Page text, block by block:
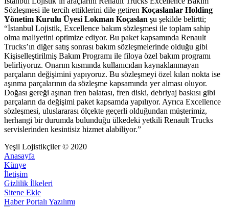
Sözleşmesi ile tercih ettiklerini dile getiren Koçaslanlar Holding
Yönetim Kurulu Üyesi Lokman Koçaslan şu şekilde belirtti;
“İstanbul Lojistik, Excellence bakım sözleşmesi ile toplam sahip
olma maliyetini optimize ediyor. Bu paket kapsamında Renault
Trucks’ın diğer satış sonrası bakım sözleşmelerinde olduğu gibi
Kişiselleştirilmiş Bakım Programı ile filoya özel bakım programı
belirliyoruz. Onarım kısmında kullanıcıdan kaynaklanmayan
parçaların değişimini yapıyoruz. Bu sözleşmeyi özel kılan nokta ise
aşınma parçalarının da sözleşme kapsamında yer alması oluyor.
Doğası gereği aşınan fren balatası, fren diski, debriyaj baskısı gibi
parçaların da değişimi paket kapsamda yapılıyor. Ayrıca Excellence
sözleşmesi, uluslararası ölçekte geçerli olduğundan müşterimiz,
herhangi bir durumda bulunduğu ülkedeki yetkili Renault Trucks
servislerinden kesintisiz hizmet alabiliyor.”
Yeşil Lojistikçiler © 2020
Anasayfa
Künye
İletişim
Gizlilik İlkeleri
Sitene Ekle
Haber Portalı Yazılımı